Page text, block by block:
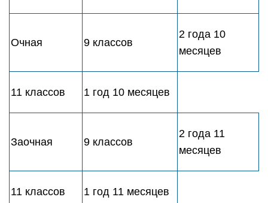
Очная 9 классов
2 года 10
месяцев
11 классов 1 год 10 месяцев
Заочная 9 классов
2 года 11
месяцев
11 классов 1 год 11 месяцев